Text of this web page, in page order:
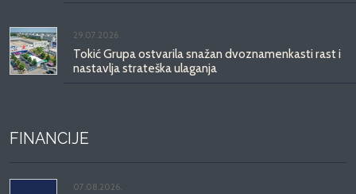
29.07.2026.
Tokić Grupa ostvarila snažan dvoznamenkasti rast i
nastavlja strateška ulaganja
FINANCIJE
07.08.2026.